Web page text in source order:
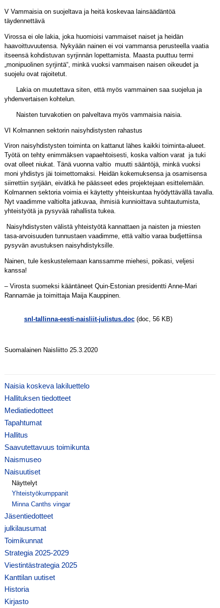
V Vammaisia on suojeltava ja heitä koskevaa lainsäädäntöä
täydennettävä
Virossa ei ole lakia, joka huomioisi vammaiset naiset ja heidän
haavoittuvuutensa. Nykyään nainen ei voi vammansa perusteella vaatia
itseensä kohdistuvan syrjinnän lopettamista. Maasta puuttuu termi
„monipuolinen syrjintä“, minkä vuoksi vammaisen naisen oikeudet ja
suojelu ovat rajoitetut.
Lakia on muutettava siten, että myös vammainen saa suojelua ja
yhdenvertaisen kohtelun.
Naisten turvakotien on palveltava myös vammaisia naisia.
VI Kolmannen sektorin naisyhdistysten rahastus
Viron naisyhdistysten toiminta on kattanut lähes kaikki toiminta-alueet.
Työtä on tehty enimmäksen vapaehtoisesti, koska valtion varat ja tuki
ovat olleet niukat. Tänä vuonna valtio muutti sääntöjä, minkä vuoksi
moni yhdistys jäi toimettomaksi. Heidän kokemuksensa ja osamisensa
siirrettiin syrjään, eivätkä he päässeet edes projektejaan esittelemään.
Kolmannen sektoria voimia ei käytetty yhteiskuntaa hyödyttävällä tavalla.
Nyt vaadimme valtiolta jatkuvaa, ihmisiä kunnioittava suhtautumista,
yhteistyötä ja pysyvää rahallista tukea.
Naisyhdistysten välistä yhteistyötä kannattaen ja naisten ja miesten
tasa-arvoisuuden tunnustaen vaadimme, että valtio varaa budjettiinsa
pysyvän avustuksen naisyhdistyksille.
Nainen, tule keskustelemaan kanssamme miehesi, poikasi, veljesi
kanssa!
– Virosta suomeksi kääntäneet Quin-Estonian presidentti Anne-Mari
Rannamäe ja toimittaja Maija Kauppinen.
snl-tallinna-eesti-naisliit-julistus.doc(doc, 56 KB)
Suomalainen Naisliitto 25.3.2020
Naisia koskeva lakiluettelo
Hallituksen tiedotteet
Mediatiedotteet
Tapahtumat
Hallitus
Saavutettavuus toimikunta
Naismuseo
Naisuutiset
Näyttelyt
Yhteistyökumppanit
Minna Canths vingar
Jäsentiedotteet
julkilausumat
Toimikunnat
Strategia 2025-2029
Viestintästrategia 2025
Kanttilan uutiset
Historia
Kirjasto